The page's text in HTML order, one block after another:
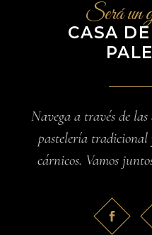
Será un
CASA
Navega a través de las
pastelería tradicional
cárnicos. Vamos